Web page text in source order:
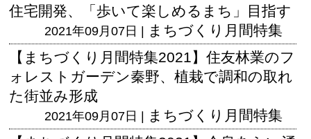
住宅開発、「歩いて楽しめるまち」目指す
2021年09月07日 | まちづくり月間特集
【まちづくり月間特集2021】住友林業のフ
ォレストガーデン秦野、植栽で調和の取れ
た街並み形成
2021年09月07日 | まちづくり月間特集